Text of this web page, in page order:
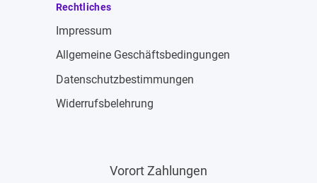
Rechtliches
Impressum
Allgemeine Geschäftsbedingungen
Datenschutzbestimmungen
Widerrufsbelehrung
Vorort Zahlungen